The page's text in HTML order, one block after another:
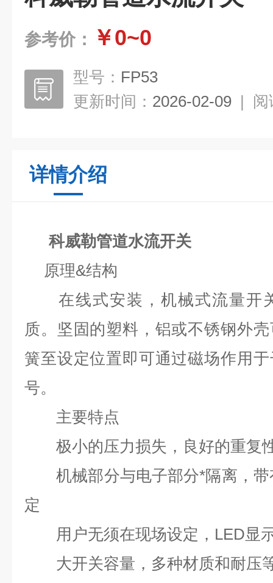
参考价： ￥0~0
型号： FP53
更新时间： 2026-02-09 | 阅
详情介绍
科威勒管道水流开关
原理&结构
在线式安装，机械式流量开
质。坚固的塑料，铝或不锈钢外
簧至设定位置即可通过磁场作用
号。
主要特点
极小的压力损失，良好的重复
机械部分与电子部分*隔离，带
定
用户无须在现场设定， LED显
大开关容量，多种材质和耐压